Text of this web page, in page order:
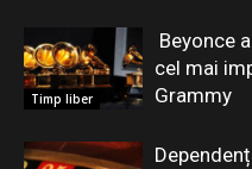
Timp liber
Beyonce
cel mai
Grammy